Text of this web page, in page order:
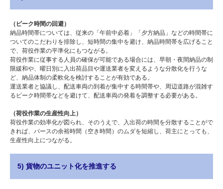
（ピーク時間の回避）
納品時間帯については、従来の「午前中必着」「夕方納品」などの時間帯に
ついてのこだわりを排除し、短時間の集中を避け、納品時間帯を広げること
で、荷役作業の平準化にもつながる。
荷役作業に従事する人員の確保が可能である場合には、早朝・夜間納品の制
限緩和や、曜日別に入出荷品目や運送業者を変えるような分散化を行うな
ど、納品体制の柔軟化を検討することが有効である。
運送業者と協議し、配送車両の到着が集中する時間帯や、周辺道路が混雑す
るピーク時間帯などを避けて、配送車両の発着を調整する必要がある。
（荷役作業の生産性向上）
荷役作業の効率化が図られ、そのうえで、入出荷の時間を分散することがで
きれば、バースの余裕時間（空き時間）のムダを短縮し、荷主にとっても、
生産性向上につながる。
5) 貨物のユニット化を推進する